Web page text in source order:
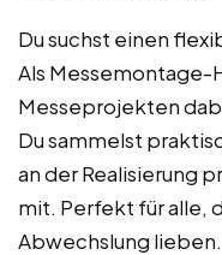
Du suchst einen
Als Messemontage-
Messeprojekten
Du sammelst
an der Realisierung
mit. Perfekt für alle,
Abwechslung lieben.